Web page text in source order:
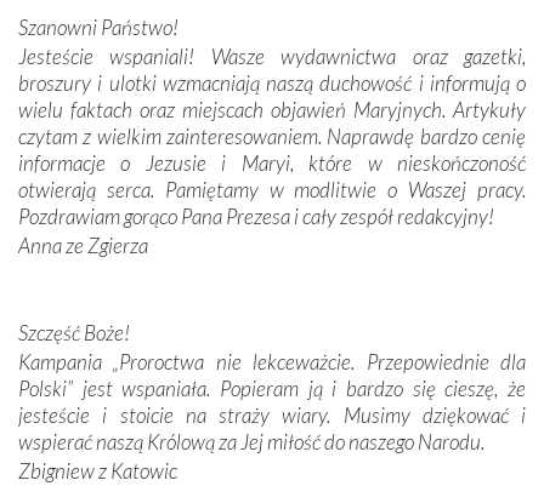
budowniczych.
Podążyliśmy też śladami fatimskich wizjonerów – Łucji
dos Santos oraz świętych Hiacynty i Franciszka Marto.
Modliliśmy się przy ich grobach. Odprawiliśmy Drogę
Krzyżową w ich rodzinnych stronach, odwiedziliśmy
domy, w których żyli.
W miejscu objawień Matki Bożej zapaliliśmy świece
Podczas tej kilkudniowej wyprawy na każdym kroku
spotykaliśmy się z serdeczną otwartością
Portugalczyków. Podziwialiśmy ich ludową sztukę i
zwyczaje. Mimo że nasze kraje są od siebie bardzo
oddalone, w żaden sposób nie czuliśmy się obco.
Sprawiła to oczywiście sama Matka Boża, ale też
kulturowa bliskość biorąca swój początek w naszej
Szanowni Państwo!
Jesteście wspaniali! Wasze wydawnictwa oraz gazetki,
broszury i ulotki wzmacniają naszą duchowość i informują o
wielu faktach oraz miejscach objawień Maryjnych. Artykuły
czytam z wielkim zainteresowaniem. Naprawdę bardzo cenię
informacje o Jezusie i Maryi, które w nieskończoność
otwierają serca. Pamiętamy w modlitwie o Waszej pracy.
Pozdrawiam gorąco Pana Prezesa i cały zespół redakcyjny!
Anna ze Zgierza
Szczęść Boże!
Kampania „Proroctwa nie lekceważcie. Przepowiednie dla
Polski” jest wspaniała. Popieram ją i bardzo się cieszę, że
jesteście i stoicie na straży wiary. Musimy dziękować i
wspierać naszą Królową za Jej miłość do naszego Narodu.
Zbigniew z Katowic